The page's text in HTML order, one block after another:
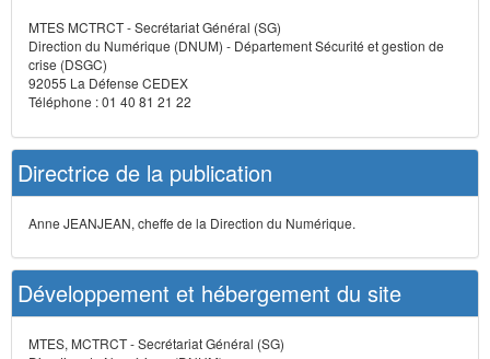
MTES MCTRCT - Secrétariat Général (SG)
Direction du Numérique (DNUM) - Département Sécurité et gestion de
crise (DSGC)
92055 La Défense CEDEX
Téléphone : 01 40 81 21 22
Directrice de la publication
Anne JEANJEAN, cheffe de la Direction du Numérique.
Développement et hébergement du site
MTES, MCTRCT - Secrétariat Général (SG)